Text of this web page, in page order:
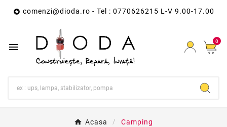
 comenzi@dioda.ro - Tel : 0770626215 L-V 9.00-17.00
 0
Acasa Camping